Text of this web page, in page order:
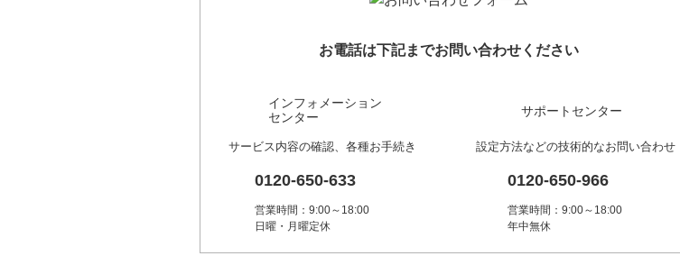
お電話は下記までお問い合わせください
インフォメーション
センター
サービス内容の確認、各種お手続き
0120-650-633
営業時間：9:00～18:00
日曜・月曜定休
サポートセンター
設定方法などの技術的なお問い合わせ
0120-650-966
営業時間：9:00～18:00
年中無休